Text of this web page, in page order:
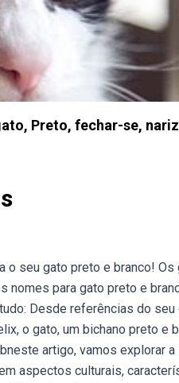
Preto, fechar-se, nariz
o seu gato preto e branco!
nomes para gato preto e
Desde referências do
o gato, um bichano preto e
artigo, vamos explorar a
aspectos culturais,